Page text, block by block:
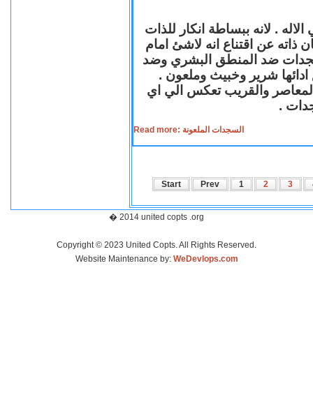
. لانه ببساطة انكار للذات
ذاته عن اقتناع انه لاشئ امام
ضد المنطق البشري وضد
ادائها شرير وخبيث وملعون .
المعاصر والقريب تعكس الي اي
.
Read more: السجدات الملعونة
Start Prev 1 2 3
� 2014 united copts .org
Copyright © 2023 United Copts. All Rights Reserved.
Website Maintenance by: WeDevlops.com